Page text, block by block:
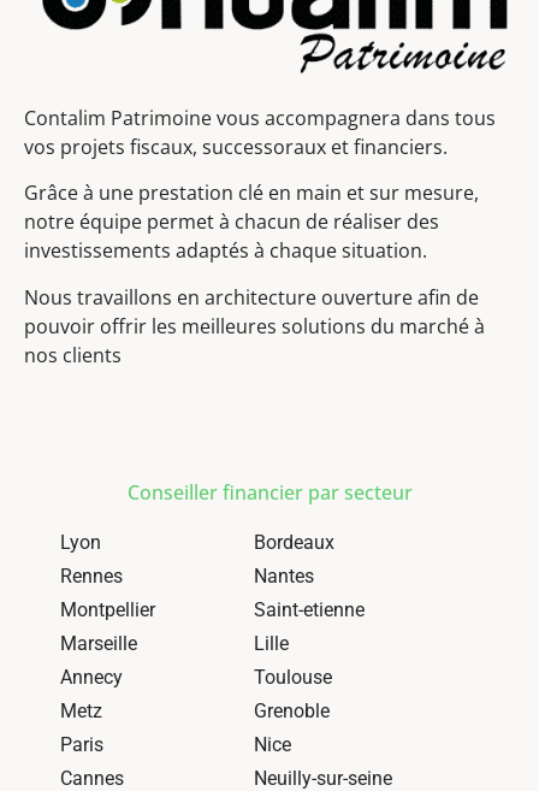
Contalim Patrimoine vous accompagnera dans tous
vos projets fiscaux, successoraux et financiers.
Grâce à une prestation clé en main et sur mesure,
notre équipe permet à chacun de réaliser des
investissements adaptés à chaque situation.
Nous travaillons en architecture ouverture afin de
pouvoir offrir les meilleures solutions du marché à
nos clients
Conseiller financier par secteur
Lyon
Bordeaux
Rennes
Nantes
Montpellier
Saint-etienne
Marseille
Lille
Annecy
Toulouse
Metz
Grenoble
Paris
Nice
Cannes
Neuilly-sur-seine